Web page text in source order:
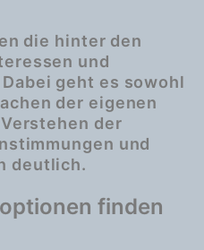
die hinter den
und
geht es sowohl
der eigenen
der
und
deutlich.
finden